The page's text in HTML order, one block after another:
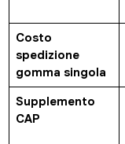
Costo
spedizione
gomma singola
Supplemento
CAP